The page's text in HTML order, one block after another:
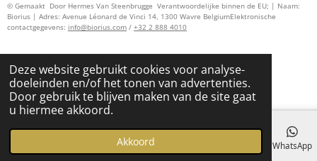
Deze website gebruikt cookies voor analyse-
doeleinden en/of het tonen van advertenties.
Door gebruik te blijven maken van de site gaat
u hiermee akkoord.
Akkoord
© Gemaakt Door Hermes Van Steenbrugge Verantwoordelijke binnen de EU; | Naam:
Biorius | Adres: Avenue Léonard de Vinci 14, 1300 Wavre BelgiumElektronische
contactgegevens: info@biorius.com / +32 2 888 4010
Kaart WhatsApp